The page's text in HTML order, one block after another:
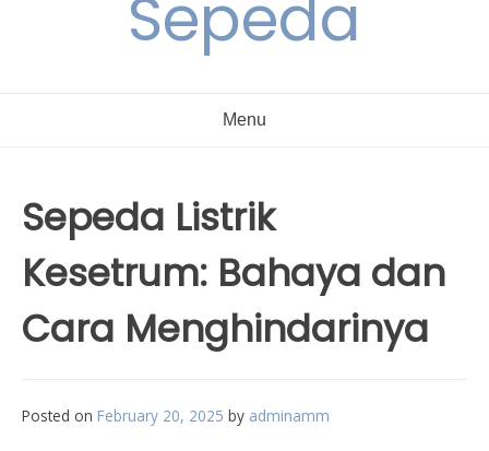
Sepeda
Menu
Sepeda Listrik
Kesetrum: Bahaya dan
Cara Menghindarinya
Posted on February 20, 2025 by adminamm